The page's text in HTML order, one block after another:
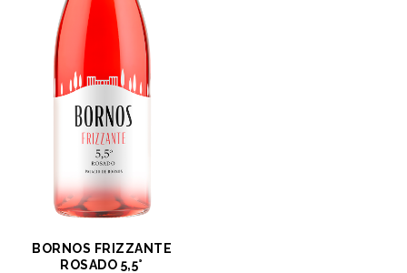
BORNOS FRIZZANTE
ROSADO 5,5°